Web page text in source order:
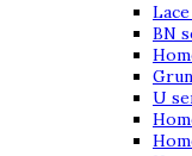
BN
U